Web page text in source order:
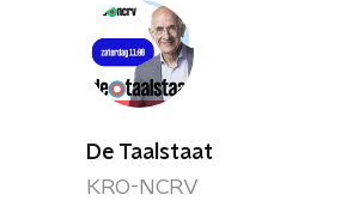
De Taalstaat
KRO-NCRV